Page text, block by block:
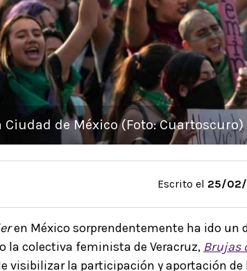
de México (Foto: Cuartoscuro)
Escrito el 25/02/
en México sorprendentemente ha ido un
la colectiva feminista de Veracruz, Brujas
visibilizar la participación y aportación de